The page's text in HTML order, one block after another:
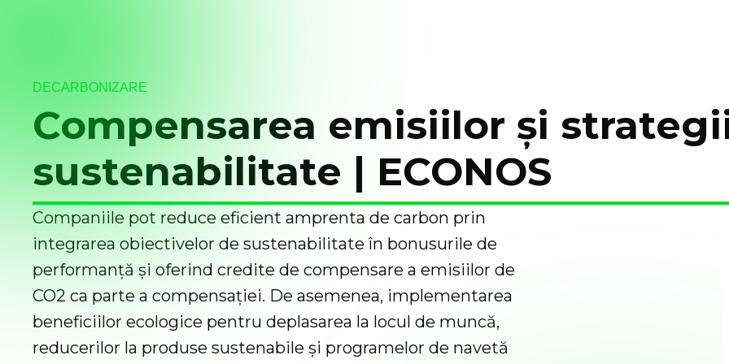
DECARBONIZARE
Compensarea emisiilor și
sustenabilitate | ECONOS
Companiile pot reduce eficient amprenta de carbon prin
integrarea obiectivelor de sustenabilitate în bonusurile de
performanță și oferind credite de compensare a emisiilor de
CO2 ca parte a compensației. De asemenea, implementarea
beneficiilor ecologice pentru deplasarea la locul de muncă,
reducerilor la produse sustenabile și programelor de navetă